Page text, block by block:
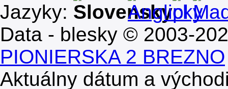
Jazyky:
Data - blesky © 2003-
PIONIERSKA 2 BREZNO
Aktuálny dátum a